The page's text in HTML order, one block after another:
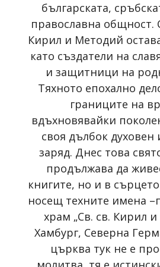
българската,
православна общност.
Кирил и Методий
като създатели на
и защитници на
Тяхното епохално
границите на
вдъхновявайки
своя дълбок духовен
заряд. Днес това
продължава да
книгите, но и в
носещ техните имена
храм „Св. св. Кирил
Хамбург, Северна
църква тук не е